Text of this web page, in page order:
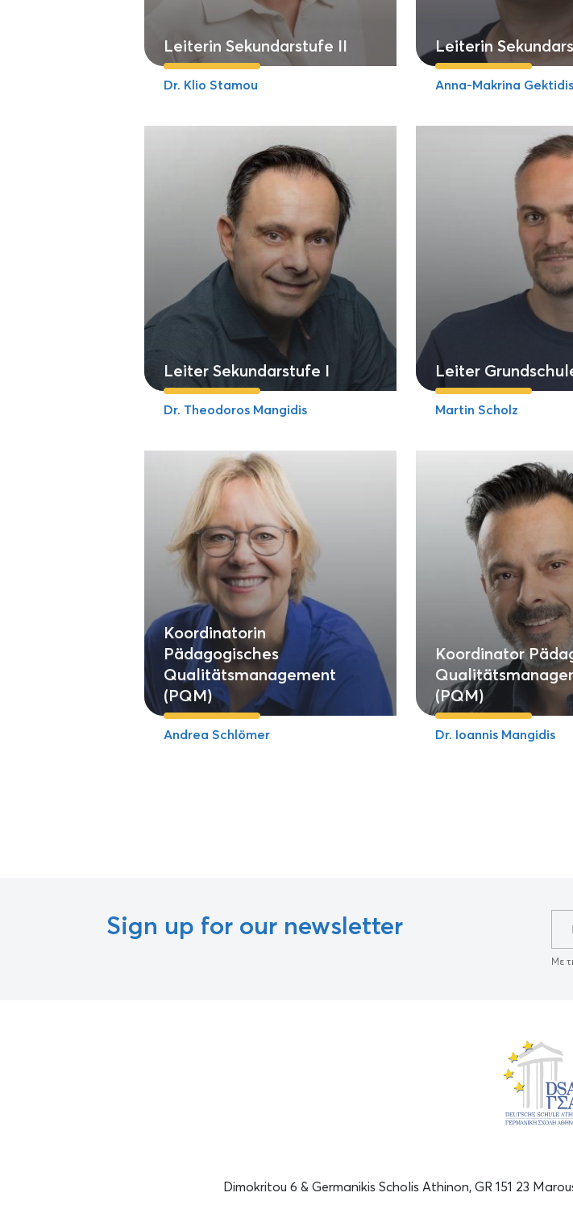
Leiterin Sekundarstufe II
Dr. Klio Stamou
Leiterin
Anna-Makrina Gektidis
Leiter Sekundarstufe I
Dr. Theodoros Mangidis
Leiter
Martin Scholz
Koordinatorin
Pädagogisches
Qualitätsmanagement
(PQM)
Andrea Schlömer
Koordinator
(PQM)
Dr. Ioannis Mangidis
Sign up for our newsletter
Με
Dimokritou 6 & Germanikis Scholis Athinon, GR 151 23